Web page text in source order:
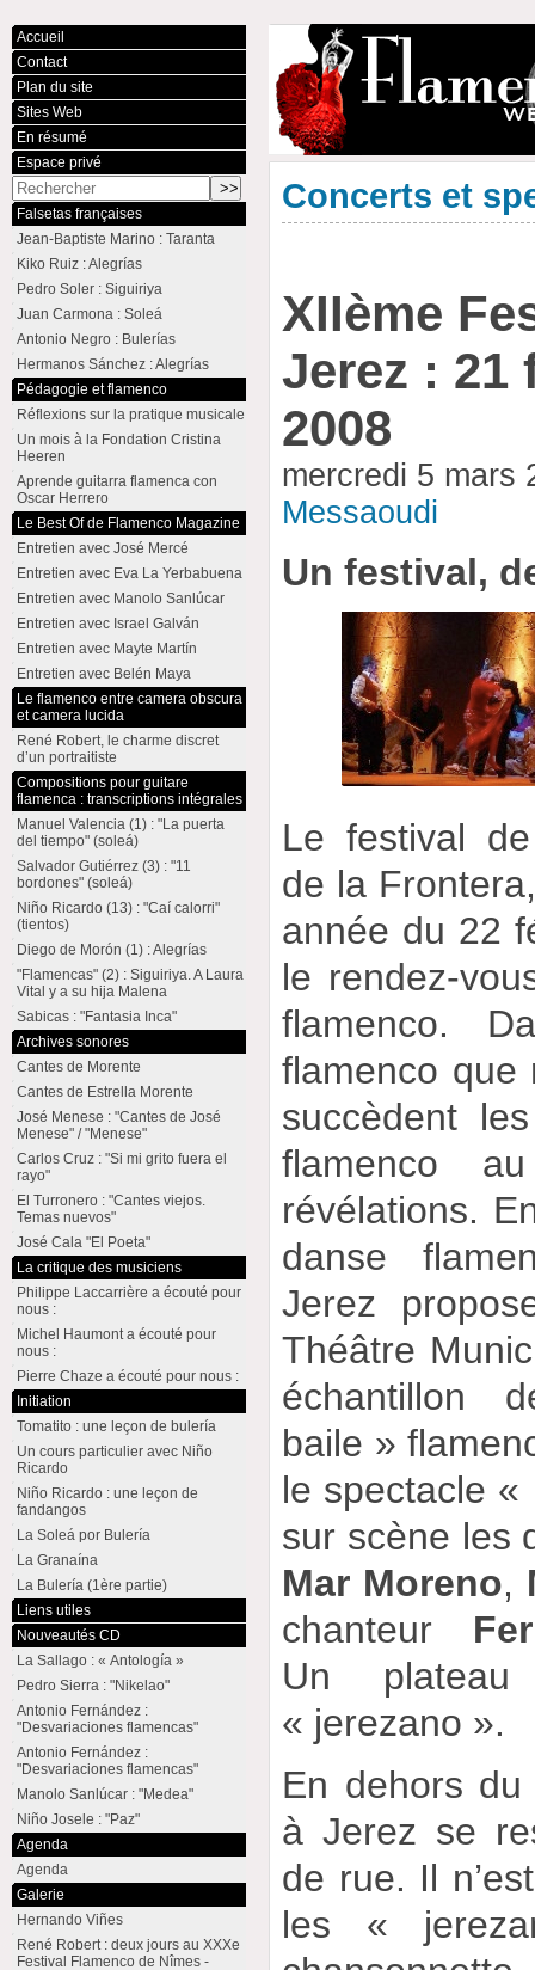
Concerts et
XIIème
Jerez : 21
2008
mercredi 5 mars
Messaoudi
Un festival,
Le festival
de la
année du 22
le rendez-
flamenco.
flamenco que
succèdent
flamenco
révélations.
danse
Jerez
Théâtre
échantillon
baile »
le spectacle «
sur scène les
Mar Moreno,
chanteur
Un
« jerezano ».
En dehors
à Jerez se
de rue. Il
les «
Accueil
Contact
Plan du site
Sites Web
En résumé
Espace privé
Falsetas françaises
Jean-Baptiste Marino : Taranta
Kiko Ruiz : Alegrías
Pedro Soler : Siguiriya
Juan Carmona : Soleá
Antonio Negro : Bulerías
Hermanos Sánchez : Alegrías
Pédagogie et flamenco
Réflexions sur la pratique musicale
Un mois à la Fondation Cristina
Heeren
Aprende guitarra flamenca con
Oscar Herrero
Le Best Of de Flamenco Magazine
Entretien avec José Mercé
Entretien avec Eva La Yerbabuena
Entretien avec Manolo Sanlúcar
Entretien avec Israel Galván
Entretien avec Mayte Martín
Entretien avec Belén Maya
Le flamenco entre camera obscura
et camera lucida
René Robert, le charme discret
d’un portraitiste
Compositions pour guitare
flamenca : transcriptions intégrales
Manuel Valencia (1) : "La puerta
del tiempo" (soleá)
Salvador Gutiérrez (3) : "11
bordones" (soleá)
Niño Ricardo (13) : "Caí calorri"
(tientos)
Diego de Morón (1) : Alegrías
"Flamencas" (2) : Siguiriya. A Laura
Vital y a su hija Malena
Sabicas : "Fantasia Inca"
Archives sonores
Cantes de Morente
Cantes de Estrella Morente
José Menese : "Cantes de José
Menese" / "Menese"
Carlos Cruz : "Si mi grito fuera el
rayo"
El Turronero : "Cantes viejos.
Temas nuevos"
José Cala "El Poeta"
La critique des musiciens
Philippe Laccarrière a écouté pour
nous :
Michel Haumont a écouté pour
nous :
Pierre Chaze a écouté pour nous :
Initiation
Tomatito : une leçon de bulería
Un cours particulier avec Niño
Ricardo
Niño Ricardo : une leçon de
fandangos
La Soleá por Bulería
La Granaína
La Bulería (1ère partie)
Liens utiles
Nouveautés CD
La Sallago : « Antología »
Pedro Sierra : "Nikelao"
Antonio Fernández :
"Desvariaciones flamencas"
Antonio Fernández :
"Desvariaciones flamencas"
Manolo Sanlúcar : "Medea"
Niño Josele : "Paz"
Agenda
Agenda
Galerie
Hernando Viñes
René Robert : deux jours au XXXe
Festival Flamenco de Nîmes -